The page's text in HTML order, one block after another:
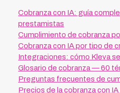
Cobranza con IA: guía
prestamistas
Cumplimiento de cobranza
Cobranza con IA por tipo de
Integraciones: cómo Kleva
Glosario de cobranza — 60
Preguntas frecuentes de
Precios de la cobranza con